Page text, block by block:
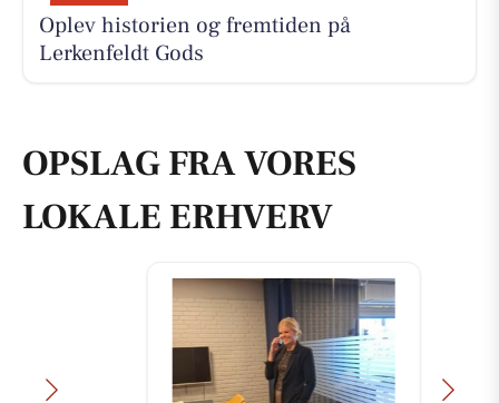
Oplev historien og fremtiden på
Lerkenfeldt Gods
OPSLAG FRA VORES
LOKALE ERHVERV